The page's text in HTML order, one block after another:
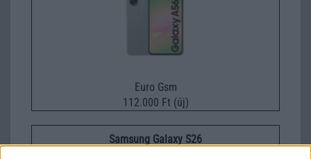
Euro Gsm
112.000 Ft (új)
Samsung Galaxy S26